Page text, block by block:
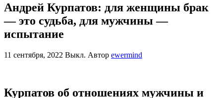
Андрей Курпатов: для женщины брак
— это судьба, для мужчины —
испытание
11 сентября, 2022 Выкл. Автор ewermind
Курпатов об отношениях мужчины и